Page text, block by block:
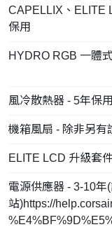
CAPELLIX、ELITE
保用
HYDRO RGB 一體
風冷散熱器 - 5年保用
機箱風扇 - 除非另有
ELITE LCD 升級套
電源供應器 - 3-10年
站)https://